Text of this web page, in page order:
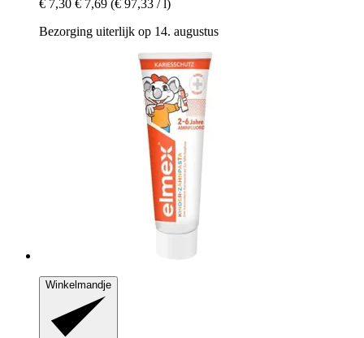
€ 7,30 € 7,69 (€ 97,33 / l)
Bezorging uiterlijk op 14. augustus
Winkelmandje